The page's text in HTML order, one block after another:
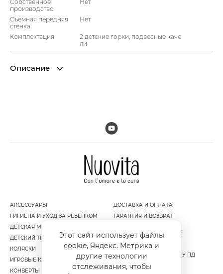
Собственное
производство
Нет
Съемная передняя
стенка
Нет
Комплектация
2 детские горки, подвесные каче
ли
Описание
АКСЕССУАРЫ
ГИГИЕНА И УХОД ЗА РЕБЕНКОМ
ДЕТСКАЯ МЕБЕЛЬ
ДЕТСКИЙ ТРАНСПОРТ
КОЛЯСКИ
ИГРОВЫЕ КОМПЛЕКСЫ
КОНВЕРТЫ И МУФТЫ
ДОСТАВКА И ОПЛАТА
ГАРАНТИЯ И ВОЗВРАТ
КОНФИДЕНЦИАЛЬНОСТИ
ПУБЛИЧНАЯ ОФЕРТА
СОГЛАСИЕ НА ОБРАБОТКУ ПД
Этот сайт использует файлы
cookie, Яндекс. Метрика и
другие технологии
отслеживания, чтобы